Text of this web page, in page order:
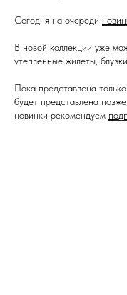
Сегодня на очереди
В новой коллекции уже
утепленные жилеты,
Пока представлена
будет представлена
новинки рекомендуем